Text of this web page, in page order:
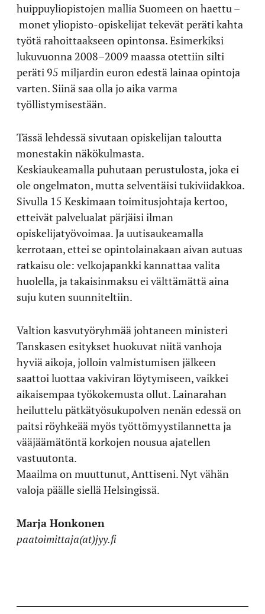
huippuyliopistojen mallia Suomeen on haettu –
monet yliopisto-opiskelijat tekevät peräti kahta
työtä rahoittaakseen opintonsa. Esimerkiksi
lukuvuonna 2008–2009 maassa otettiin silti
peräti 95 miljardin euron edestä lainaa opintoja
varten. Siinä saa olla jo aika varma
työllistymisestään.
Tässä lehdessä sivutaan opiskelijan taloutta
monestakin näkökulmasta.
Keskiaukeamalla puhutaan perustulosta, joka ei
ole ongelmaton, mutta selventäisi tukiviidakkoa.
Sivulla 15 Keskimaan toimitusjohtaja kertoo,
etteivät palvelualat pärjäisi ilman
opiskelijatyövoimaa. Ja uutisaukeamalla
kerrotaan, ettei se opintolainakaan aivan autuas
ratkaisu ole: velkojapankki kannattaa valita
huolella, ja takaisinmaksu ei välttämättä aina
suju kuten suunniteltiin.
Valtion kasvutyöryhmää johtaneen ministeri
Tanskasen esitykset huokuvat niitä vanhoja
hyviä aikoja, jolloin valmistumisen jälkeen
saattoi luottaa vakiviran löytymiseen, vaikkei
aikaisempaa työkokemusta ollut. Lainarahan
heiluttelu pätkätyösukupolven nenän edessä on
paitsi röyhkeää myös työttömyystilannetta ja
vääjäämätöntä korkojen nousua ajatellen
vastuutonta.
Maailma on muuttunut, Anttiseni. Nyt vähän
valoja päälle siellä Helsingissä.
Marja Honkonen
paatoimittaja(at)jyy.fi